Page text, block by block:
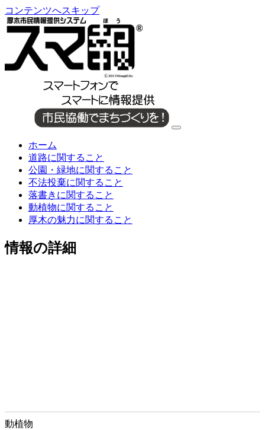
コンテンツへスキップ
ホーム
道路に関すること
公園・緑地に関すること
不法投棄に関すること
落書きに関すること
動植物に関すること
厚木の魅力に関すること
情報の詳細
動植物